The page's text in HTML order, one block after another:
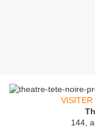
VISITER
144,